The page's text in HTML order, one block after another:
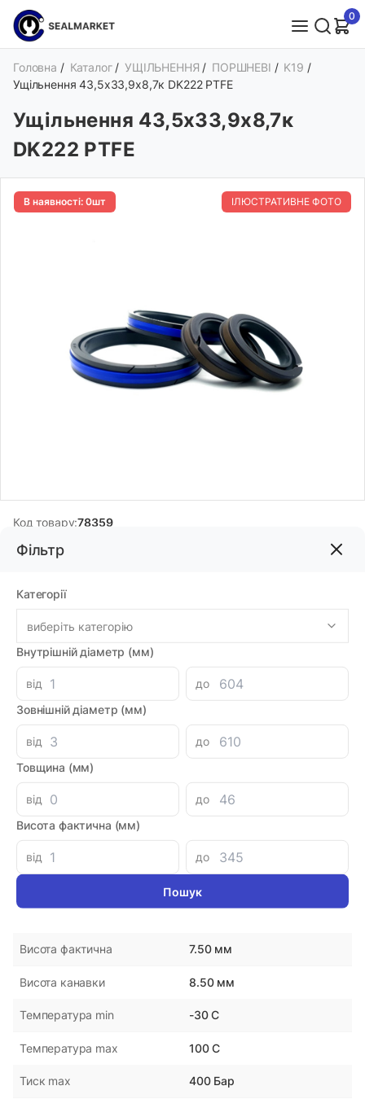
0
Фільтр
Категорії
виберіть категорію
Внутрішній діаметр (мм)
від
до
Зовнішній діаметр (мм)
від
до
Товщина (мм)
від
до
Висота фактична (мм)
від до
Головна / Каталог /УЩІЛЬНЕННЯ / ПОРШНЕВІ / K19 /
Ущільнення 43,5х33,9х8,7к DK222 PTFE
Ущільнення 43,5х33,9х8,7к
DK222 PTFE
В наявності: 0шт ІЛЮСТРАТИВНЕ ФОТО
Код товару:78359
Бренд:DMH
871.16грн
+ В корзину
Знайшли дешевше?
762.27 при замовленні на загальну сумму 1000 грн.
Параметри
Країна-виробник Україна
Висота фактична 7.50 мм
Висота канавки 8.50 мм
Температура min -30 С
Температура max 100 С
Тиск max 400 Бар